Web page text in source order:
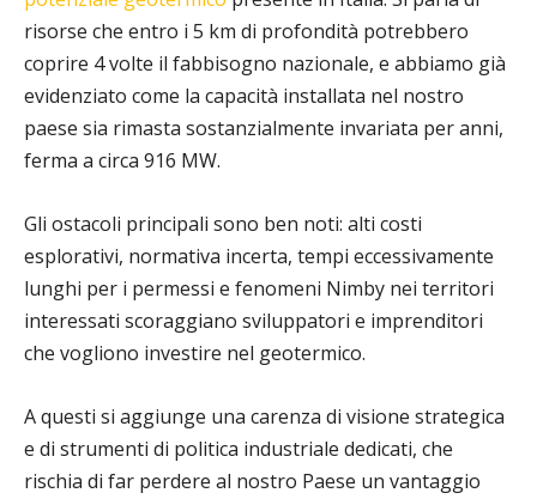
risorse che entro i 5 km di profondità potrebbero
coprire 4 volte il fabbisogno nazionale, e abbiamo già
evidenziato come la capacità installata nel nostro
paese sia rimasta sostanzialmente invariata per anni,
ferma a circa 916 MW.
Gli ostacoli principali sono ben noti: alti costi
esplorativi, normativa incerta, tempi eccessivamente
lunghi per i permessi e fenomeni Nimby nei territori
interessati scoraggiano sviluppatori e imprenditori
che vogliono investire nel geotermico.
A questi si aggiunge una carenza di visione strategica
e di strumenti di politica industriale dedicati, che
rischia di far perdere al nostro Paese un vantaggio